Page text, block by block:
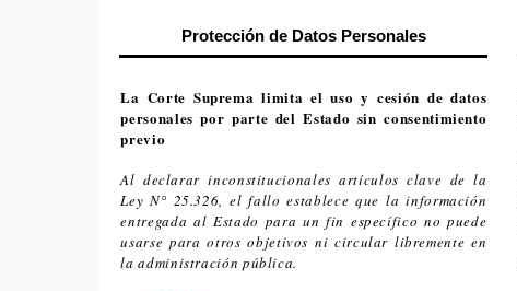
Protección de Datos Personales
La Corte Suprema limita el uso y cesión de datos
personales por parte del Estado sin consentimiento
previo
Al declarar inconstitucionales artículos clave de la
Ley N° 25.326, el fallo establece que la información
entregada al Estado para un fin específico no puede
usarse para otros objetivos ni circular libremente en
la administración pública.